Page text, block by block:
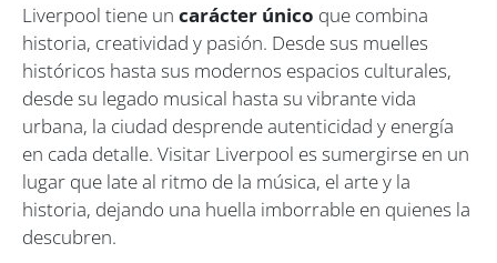
Liverpool tiene un carácter único que combina
historia, creatividad y pasión. Desde sus muelles
históricos hasta sus modernos espacios culturales,
desde su legado musical hasta su vibrante vida
urbana, la ciudad desprende autenticidad y energía
en cada detalle. Visitar Liverpool es sumergirse en un
lugar que late al ritmo de la música, el arte y la
historia, dejando una huella imborrable en quienes la
descubren.